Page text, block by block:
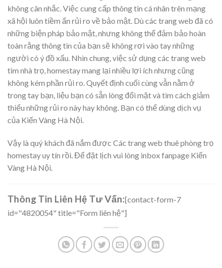
không cân nhắc. Việc cung cấp thông tin cá nhân trên mạng
xã hội luôn tiềm ẩn rủi ro về bảo mật. Dù các trang web đã có
những biện pháp bảo mật, nhưng không thể đảm bảo hoàn
toàn rằng thông tin của bạn sẽ không rơi vào tay những
người có ý đồ xấu. Nhìn chung, việc sử dụng các trang web
tìm nhà trọ, homestay mang lại nhiều lợi ích nhưng cũng
không kém phần rủi ro. Quyết định cuối cùng vẫn nằm ở
trong tay bạn, liệu bạn có sẵn lòng đối mặt và tìm cách giảm
thiểu những rủi ro này hay không. Bạn có thể dùng dịch vụ
của Kiến Vàng Hà Nội.
Vậy là quý khách đã nắm được Các trang web thuê phòng trọ
homestay uy tín rồi. Để đặt lịch vui lòng inbox fanpage Kiến
Vàng Hà Nội.
Thông Tin Liên Hệ Tư Vấn:[contact-form-7
id="4820054" title="Form liên hệ"]